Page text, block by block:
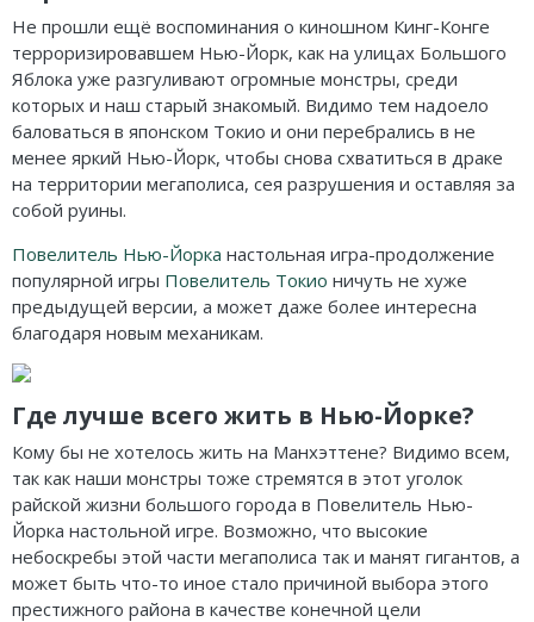
Не прошли ещё воспоминания о киношном Кинг-Конге
терроризировавшем Нью-Йорк, как на улицах Большого
Яблока уже разгуливают огромные монстры, среди
которых и наш старый знакомый. Видимо тем надоело
баловаться в японском Токио и они перебрались в не
менее яркий Нью-Йорк, чтобы снова схватиться в драке
на территории мегаполиса, сея разрушения и оставляя за
собой руины.
Повелитель Нью-Йорка настольная игра-продолжение
популярной игры Повелитель Токио ничуть не хуже
предыдущей версии, а может даже более интересна
благодаря новым механикам.
Где лучше всего жить в Нью-Йорке?
Кому бы не хотелось жить на Манхэттене? Видимо всем,
так как наши монстры тоже стремятся в этот уголок
райской жизни большого города в Повелитель Нью-
Йорка настольной игре. Возможно, что высокие
небоскребы этой части мегаполиса так и манят гигантов, а
может быть что-то иное стало причиной выбора этого
престижного района в качестве конечной цели
Логические
Кооперативные
Стратегические
Приключения
Экономические
Тактические
Детективные
Игры-квесты
Викторины
Для взрослых (18+)
О мышах и тайнах
Эволюция
Зельеварение
Стиль Жизни
Crowd Games
Lavka Games
GaGa Games
Эврикус
Банда умников
Остальные серии
Пиксель Тактикс
Саграда